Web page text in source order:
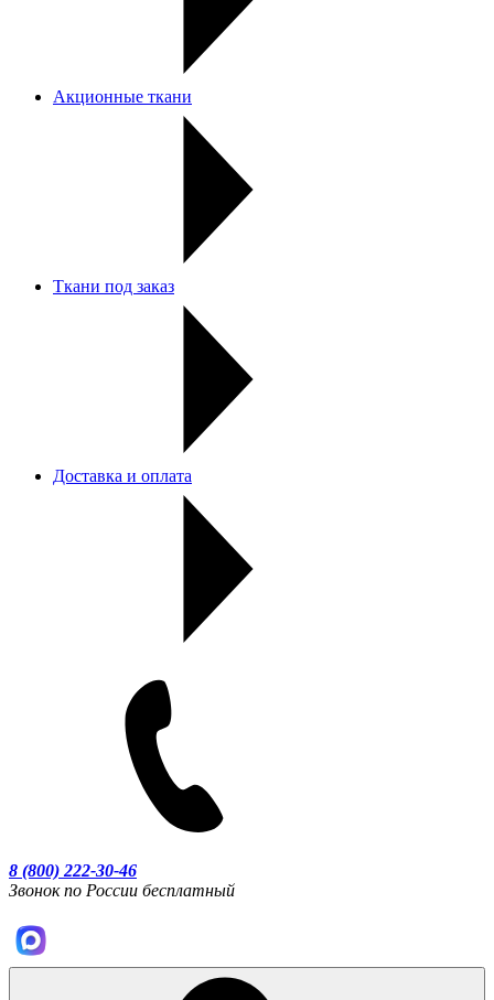
Акционные ткани
Ткани под заказ
Доставка и оплата
8 (800) 222-30-46
Звонок по России бесплатный